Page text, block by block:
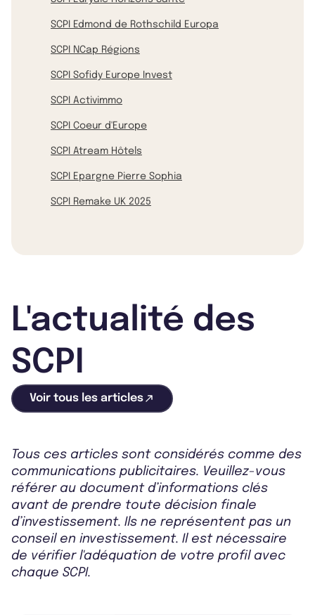
SCPI Edmond de Rothschild Europa
SCPI NCap Régions
SCPI Sofidy Europe Invest
SCPI Activimmo
SCPI Coeur d'Europe
SCPI Atream Hôtels
SCPI Epargne Pierre Sophia
SCPI Remake UK 2025
L'actualité des
SCPI
Voir tous les articles
Tous ces articles sont considérés comme des
communications publicitaires. Veuillez-vous
référer au document d’informations clés
avant de prendre toute décision finale
d’investissement. Ils ne représentent pas un
conseil en investissement. Il est nécessaire
de vérifier l'adéquation de votre profil avec
chaque SCPI.